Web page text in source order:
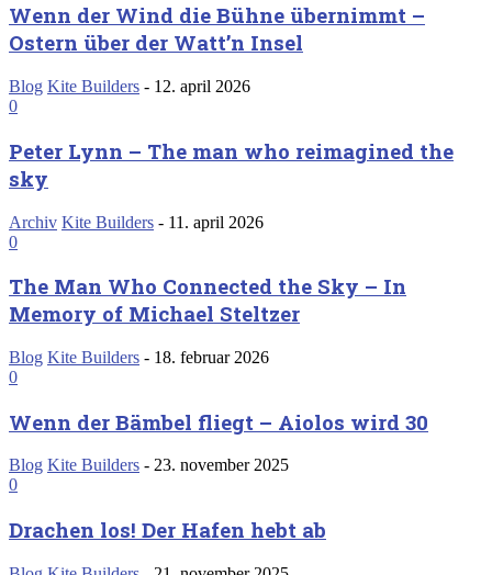
Wenn der Wind die Bühne übernimmt –
Ostern über der Watt’n Insel
Blog Kite Builders - 12. april 2026
0
Peter Lynn – The man who reimagined the
sky
Archiv Kite Builders - 11. april 2026
0
The Man Who Connected the Sky – In
Memory of Michael Steltzer
Blog Kite Builders - 18. februar 2026
0
Wenn der Bämbel fliegt – Aiolos wird 30
Blog Kite Builders - 23. november 2025
0
Drachen los! Der Hafen hebt ab